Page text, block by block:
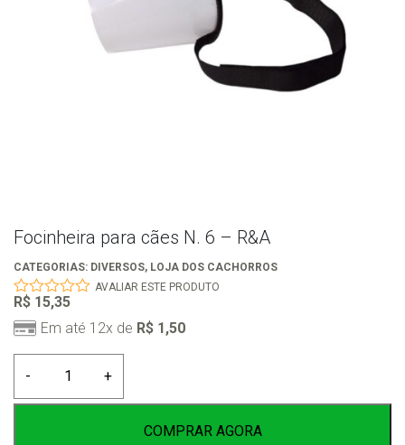
Focinheira para cães N. 6 – R&A
CATEGORIAS: DIVERSOS, LOJA DOS CACHORROS
0
out
of
AVALIAR ESTE PRODUTO
R$ 15,35
Em até 12x de R$ 1,50
-
cães
+
COMPRAR AGORA